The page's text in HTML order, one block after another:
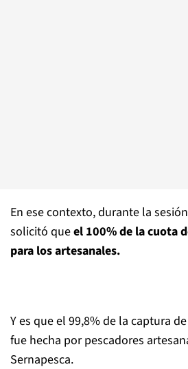
En ese contexto, durante la
solicitó queel 100% de la cuota
para los artesanales.
Y es que el 99,8% de la captura
fue hecha por pescadores
Sernapesca.